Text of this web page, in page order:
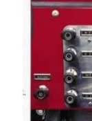
PARTNER